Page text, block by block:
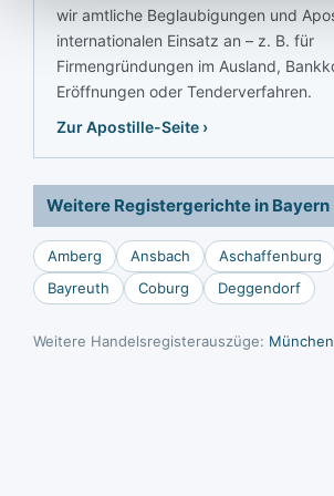
wir amtliche Beglaubigungen und
internationalen Einsatz an – z. B. für
Firmengründungen im Ausland,
Eröffnungen oder Tenderverfahren.
Zur Apostille-Seite ›
Weitere Registergerichte in Bayern
Amberg Ansbach Aschaffenburg
Bayreuth
Coburg Deggendorf
Weitere Handelsregisterauszüge: München